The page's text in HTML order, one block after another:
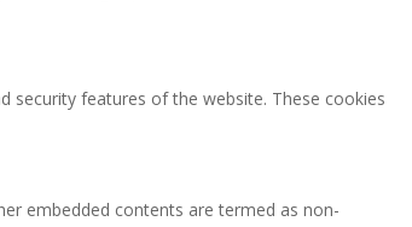
security features of the website. These cookies
embedded contents are termed as non-